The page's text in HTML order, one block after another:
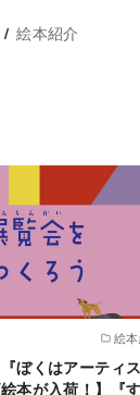
絵本紹介
絵
ぼくはアーティス
本が入荷！】『